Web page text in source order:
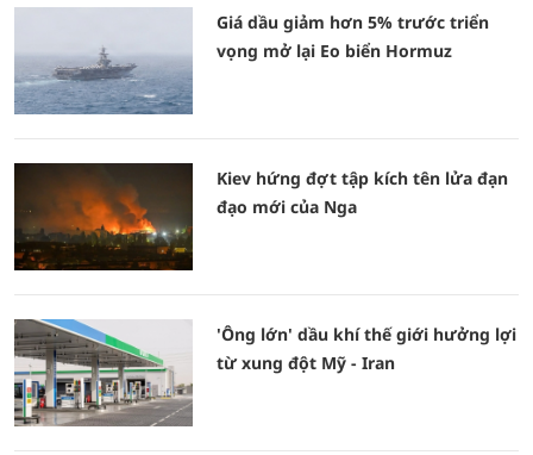
Giá dầu giảm hơn 5% trước triển
vọng mở lại Eo biển Hormuz
Kiev hứng đợt tập kích tên lửa đạn
đạo mới của Nga
'Ông lớn' dầu khí thế giới hưởng lợi
từ xung đột Mỹ - Iran